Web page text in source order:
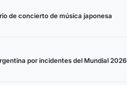
de concierto de música japonesa
por incidentes del Mundial 2026